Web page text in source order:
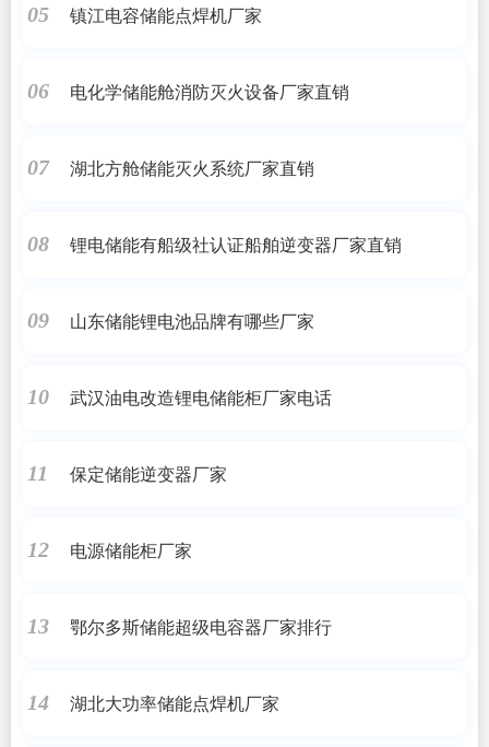
05 镇江电容储能点焊机厂家
06 电化学储能舱消防灭火设备厂家直销
07 湖北方舱储能灭火系统厂家直销
08 锂电储能有船级社认证船舶逆变器厂家直销
09 山东储能锂电池品牌有哪些厂家
10 武汉油电改造锂电储能柜厂家电话
11 保定储能逆变器厂家
12 电源储能柜厂家
13 鄂尔多斯储能超级电容器厂家排行
14 湖北大功率储能点焊机厂家